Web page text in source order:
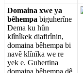
Domaina xwe ya
bêhempa biguherîne
Dema ku hûn
klînîkek diafirînin,
domaina bêhempa bi
navê klînîka we re
yek e. Guhertina
domaina bêhempa dê